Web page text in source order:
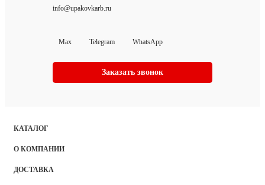
info@upakovkarb.ru
Max Telegram WhatsApp
Заказать звонок
КАТАЛОГ
О КОМПАНИИ
ДОСТАВКА